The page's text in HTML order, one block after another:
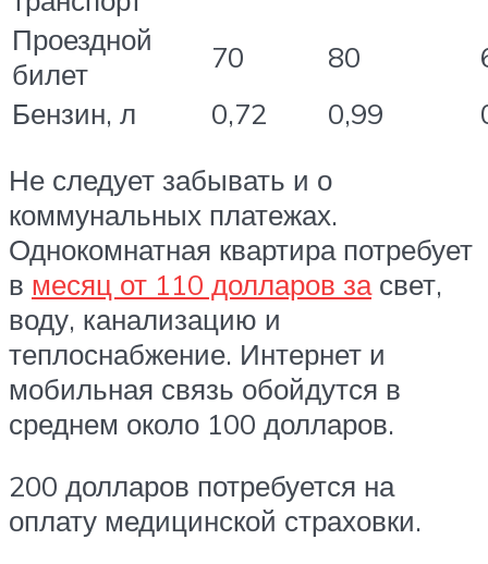
Проездной
билет
70 80
Бензин, л
0,72 0,99
Не следует забывать и о
коммунальных платежах.
Однокомнатная квартира потребует
в месяц от 110 долларов засвет,
воду, канализацию и
теплоснабжение. Интернет и
мобильная связь обойдутся в
среднем около 100 долларов.
200 долларов потребуется на
оплату медицинской страховки.